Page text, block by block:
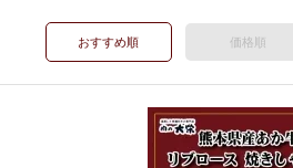
おすすめ順 価格順